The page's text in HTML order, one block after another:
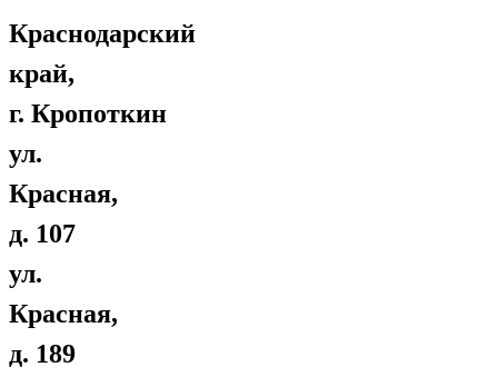
Краснодарский
край,
г. Кропоткин
ул.
Красная,
д. 107
ул.
Красная,
д. 189